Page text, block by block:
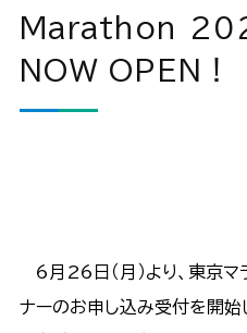
Marathon
NOW OPEN！
6月26日（月）より、東京
ナーのお申し込み受付を開